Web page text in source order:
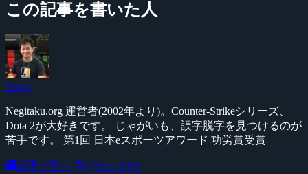
この記事を書いた人
Yossy
Negitaku.org 運営者(2002年より)。Counter-Strikeシリーズ、
Dota 2が大好きです。 じゃがいも、誤字脱字を見つけるのが
苦手です。 第1回 日本eスポーツアワード 功労賞受賞
記事一覧へ @YossyFPS